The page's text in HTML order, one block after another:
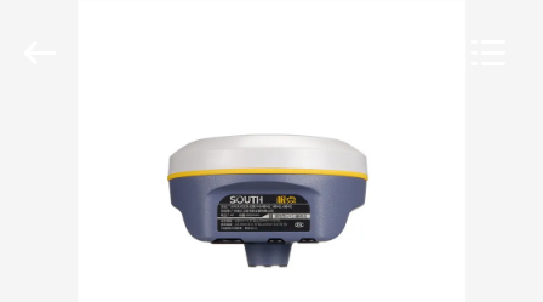
PRODOTTI